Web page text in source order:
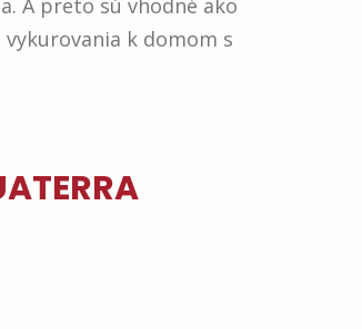
A preto sú vhodné ako
k domom s